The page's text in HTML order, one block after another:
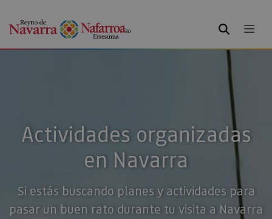
BUSCAR
Actividades organizadas
en Navarra
Si estás buscando planes y actividades para
pasar un buen rato durante tu visita a Navarra